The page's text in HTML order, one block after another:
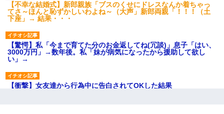
【不幸な結婚式】新郎親族「ブスのくせにドレスなんか着ちゃっ
てさ～ほんと恥ずかしいわよね～（大声」新郎両親「！！！（土
下座」→ 結果・・・
【驚愕】私「今まで育てた分のお金返してね(冗談)」息子「はい、
3000万円」→数年後。私「妹が病気になったから援助して欲し
い」→
【衝撃】女友達から行為中に告白されてOKした結果